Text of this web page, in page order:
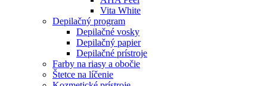
Vita White
Depilačný program
Depilačné vosky
Depilačný papier
Depilačné prístroje
Farby na riasy a obočie
Štetce na líčenie